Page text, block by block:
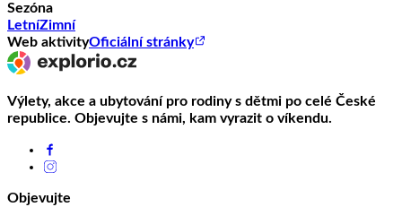
Sezóna
LetníZimní
Web aktivityOficiální stránky
Výlety, akce a ubytování pro rodiny s dětmi po celé České
republice. Objevujte s námi, kam vyrazit o víkendu.
Objevujte